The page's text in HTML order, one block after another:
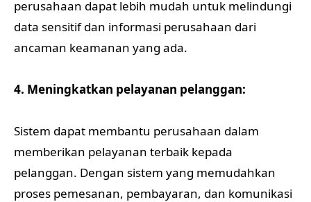
perusahaan dapat lebih mudah untuk melindungi
data sensitif dan informasi perusahaan dari
ancaman keamanan yang ada.
4. Meningkatkan pelayanan pelanggan:
Sistem dapat membantu perusahaan dalam
memberikan pelayanan terbaik kepada
pelanggan. Dengan sistem yang memudahkan
proses pemesanan, pembayaran, dan komunikasi